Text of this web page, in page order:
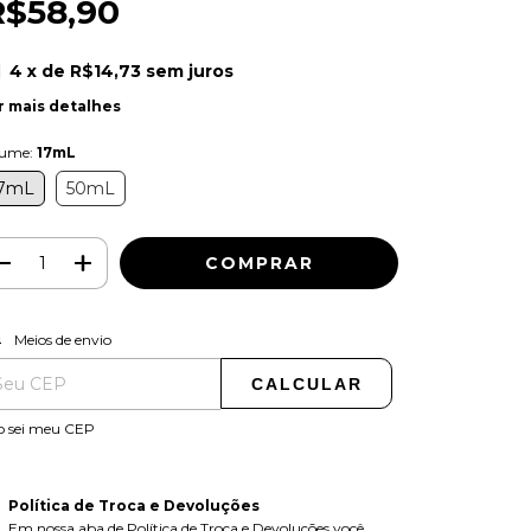
4 x de R$14,73 sem juros
mais detalhes
17mL
50mL
para o CEP:
Meios de envio
CALCULAR
sei meu CEP
Política de Troca e Devoluções